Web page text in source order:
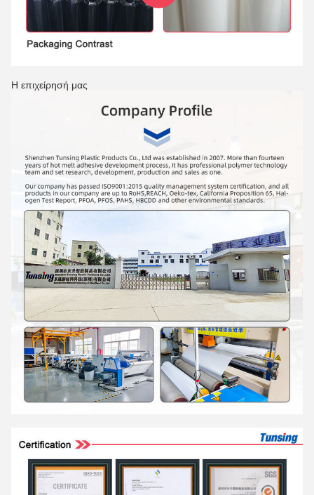
Η επιχείρησή μας